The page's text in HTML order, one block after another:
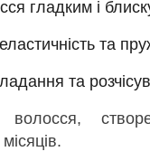
гладким і
та
та